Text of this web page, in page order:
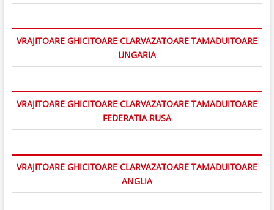
VRAJITOARE GHICITOARE CLARVAZATOARE TAMADUITOARE
UNGARIA
VRAJITOARE GHICITOARE CLARVAZATOARE TAMADUITOARE
FEDERATIA RUSA
VRAJITOARE GHICITOARE CLARVAZATOARE TAMADUITOARE
ANGLIA